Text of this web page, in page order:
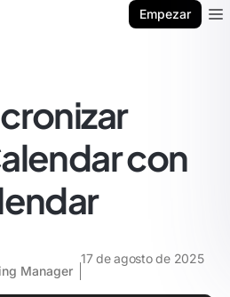
Empezar
con
Manager
17 de agosto de 2025